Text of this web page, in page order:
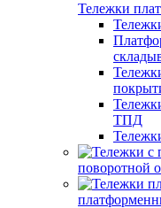
Тележки
ТПД
поворотной